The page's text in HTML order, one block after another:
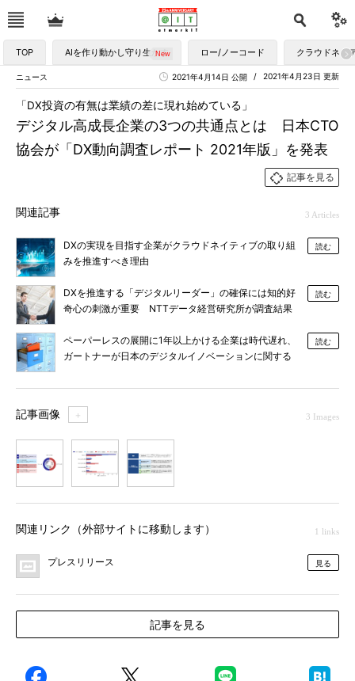
TOP AIを作り動かし守り生かす ロー/ノーコード クラウドネイ
ニュース 2021年4月23日 更新
2021年4月14日 公開
デジタル高成長企業の3つの共通点とは 日本CTO
協会が「DX動向調査レポート 2021年版」を発表
「DX投資の有無は業績の差に現れ始めている」
記事を見る
関連記事 3 Articles
DXの実現を目指す企業がクラウドネイティブの取り組
みを推進すべき理由
読む
DXを推進する「デジタルリーダー」の確保には知的好
奇心の刺激が重要 NTTデータ経営研究所が調査結果
読む
ペーパーレスの展開に1年以上かける企業は時代遅れ、
ガートナーが日本のデジタルイノベーションに関する
読む
記事画像 ＋ 3 Images
関連リンク（外部サイトに移動します） 1 links
プレスリリース 見る
記事を見る